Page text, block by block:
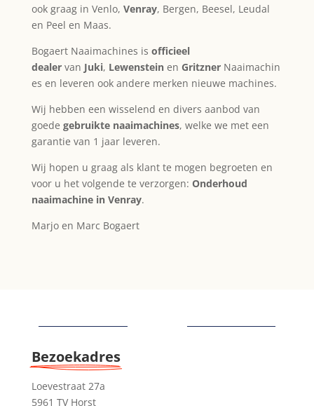
ook graag in Venlo, Venray, Bergen, Beesel, Leudal
en Peel en Maas.
Bogaert Naaimachines is officieel
dealervan Juki, Lewensteinen GritznerNaaimachin
es en leveren ook andere merken nieuwe machines.
Wij hebben een wisselend en divers aanbod van
goede gebruikte naaimachines, welke we met een
garantie van 1 jaar leveren.
Wij hopen u graag als klant te mogen begroeten en
voor u het volgende te verzorgen: Onderhoud
naaimachine in Venray.
Marjo en Marc Bogaert
Bezoekadres
Loevestraat 27a
5961 TV Horst